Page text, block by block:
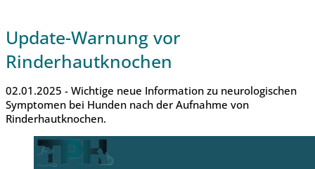
Update-Warnung vor
Rinderhautknochen
02.01.2025 - Wichtige neue Information zu neurologischen
Symptomen bei Hunden nach der Aufnahme von
Rinderhautknochen.